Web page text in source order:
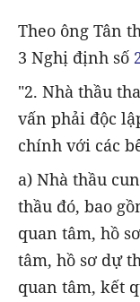
Theo ông Tân
3 Nghị định số
"2. Nhà thầu
vấn phải độc
chính với các
a) Nhà thầu
thầu đó, bao
quan tâm, hồ
tâm, hồ sơ dự
quan tâm, kết